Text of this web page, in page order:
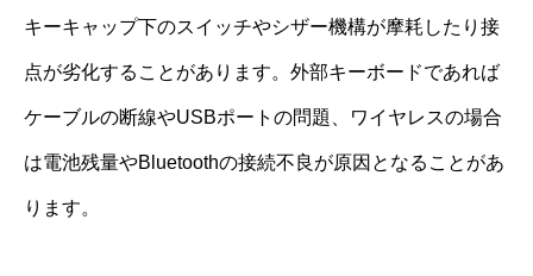
キーキャップ下のスイッチやシザー機構が摩耗したり接
点が劣化することがあります。外部キーボードであれば
ケーブルの断線やUSBポートの問題、ワイヤレスの場合
は電池残量やBluetoothの接続不良が原因となることがあ
ります。